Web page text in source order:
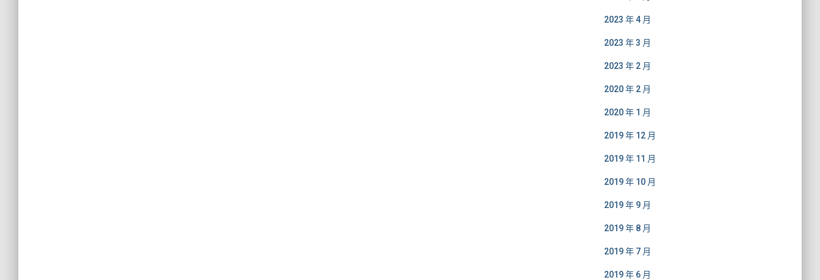
2023 年 4 月
2023 年 3 月
2023 年 2 月
2020 年 2 月
2020 年 1 月
2019 年 12 月
2019 年 11 月
2019 年 10 月
2019 年 9 月
2019 年 8 月
2019 年 7 月
2019 年 6 月